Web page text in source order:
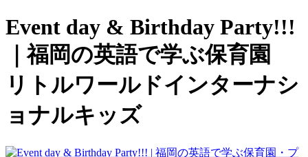
Event day & Birthday Party!!!
｜福岡の英語で学ぶ保育園
リトルワールドインターナシ
ョナルキッズ